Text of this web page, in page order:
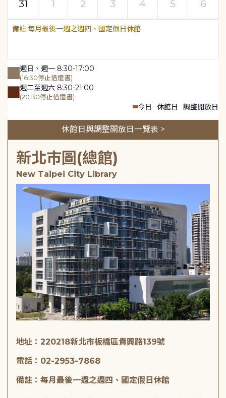
31
1 2 3 4 5 6
每月最後一週之週四、國定假日休館
週日、週一 8:30-17:00
(16:30停止借還書)
週二至週六 8:30-21:00
(20:30停止借還書)
今日 休館日 調整開放日
休館日與調整開放日一覽表 >
新北市圖(總館)
New Taipei City Library
地址：220218新北市板橋區貴興路139號
電話：02-2953-7868
備註：每月最後一週之週四、國定假日休館